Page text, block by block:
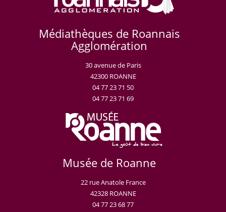
Médiathèques de Roannais
Agglomération
30 avenue de Paris
42300 ROANNE
04 77 23 71 50
04 77 23 71 69
Musée de Roanne
22 rue Anatole France
42328 ROANNE
04 77 23 68 77